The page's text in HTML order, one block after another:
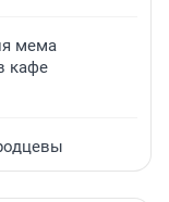
мема
кафе